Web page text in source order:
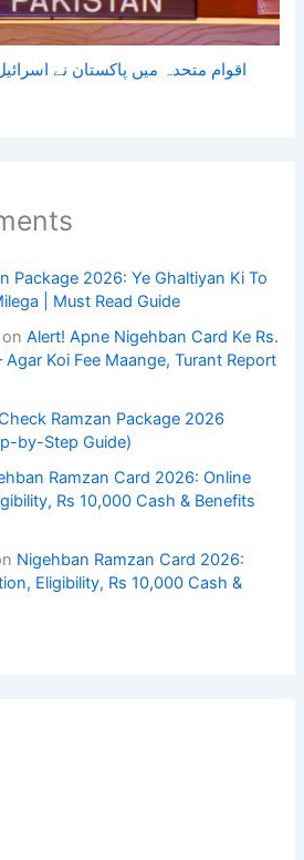
اقوام متحدہ میں پاکستان نے
Package 2026: Ye Ghaltiyan Ki To
| Must Read Guide
onAlert! Apne Nigehban Card Ke Rs.
Agar Koi Fee Maange, Turant Report
Ramzan Package 2026
by-Step Guide)
Ramzan Card 2026: Online
Rs 10,000 Cash & Benefits
Nigehban Ramzan Card 2026:
Eligibility, Rs 10,000 Cash &